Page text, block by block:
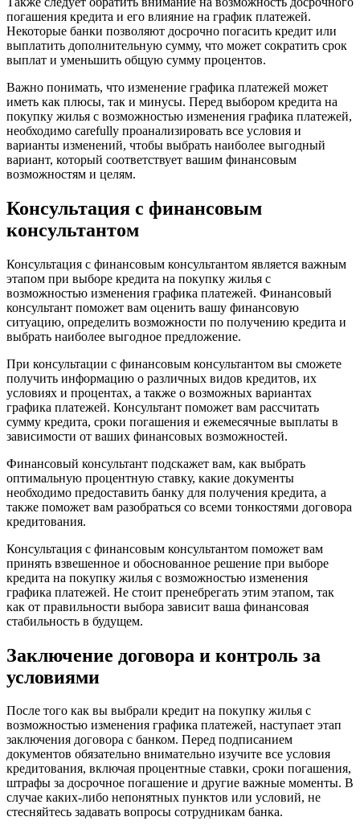
погашения кредита и его влияние на график платежей.
Некоторые банки позволяют досрочно погасить кредит или
выплатить дополнительную сумму, что может сократить срок
выплат и уменьшить общую сумму процентов.
Важно понимать, что изменение графика платежей может
иметь как плюсы, так и минусы. Перед выбором кредита на
покупку жилья с возможностью изменения графика платежей,
необходимо carefully проанализировать все условия и
варианты изменений, чтобы выбрать наиболее выгодный
вариант, который соответствует вашим финансовым
возможностям и целям.
Консультация с финансовым
консультантом
Консультация с финансовым консультантом является важным
этапом при выборе кредита на покупку жилья с
возможностью изменения графика платежей. Финансовый
консультант поможет вам оценить вашу финансовую
ситуацию, определить возможности по получению кредита и
выбрать наиболее выгодное предложение.
При консультации с финансовым консультантом вы сможете
получить информацию о различных видов кредитов, их
условиях и процентах, а также о возможных вариантах
графика платежей. Консультант поможет вам рассчитать
сумму кредита, сроки погашения и ежемесячные выплаты в
зависимости от ваших финансовых возможностей.
Финансовый консультант подскажет вам, как выбрать
оптимальную процентную ставку, какие документы
необходимо предоставить банку для получения кредита, а
также поможет вам разобраться со всеми тонкостями договора
кредитования.
Консультация с финансовым консультантом поможет вам
принять взвешенное и обоснованное решение при выборе
кредита на покупку жилья с возможностью изменения
графика платежей. Не стоит пренебрегать этим этапом, так
как от правильности выбора зависит ваша финансовая
стабильность в будущем.
Заключение договора и контроль за
условиями
После того как вы выбрали кредит на покупку жилья с
возможностью изменения графика платежей, наступает этап
заключения договора с банком. Перед подписанием
документов обязательно внимательно изучите все условия
кредитования, включая процентные ставки, сроки погашения,
штрафы за досрочное погашение и другие важные моменты. В
случае каких-либо непонятных пунктов или условий, не
стесняйтесь задавать вопросы сотрудникам банка.